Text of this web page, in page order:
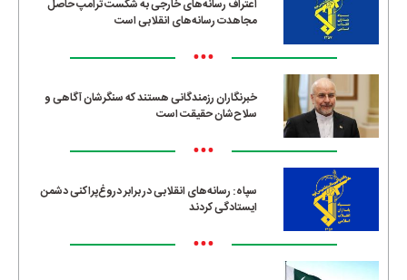
اعتراف رسانه‌های خارجی به شکست ترامپ حاصل
مجاهدت رسانه‌های انقلابی است
•••
خبرنگاران رزمندگانی هستند که سنگرشان آگاهی و
سلاح‌شان حقیقت است
•••
سپاه: رسانه‌های انقلابی در برابر دروغ‌پراکنی دشمن
ایستادگی کردند
•••